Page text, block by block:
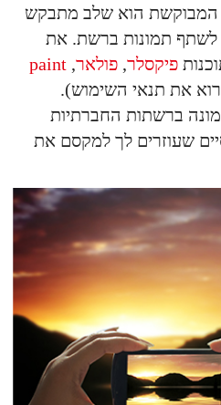
המבוקשת הוא שלב מתבקש
לשתף תמונות ברשת. את
פיקסלר, פולאר,
paint
את תנאי השימוש).
ברשתות החברתיות
שעוזרים לך למקסם את